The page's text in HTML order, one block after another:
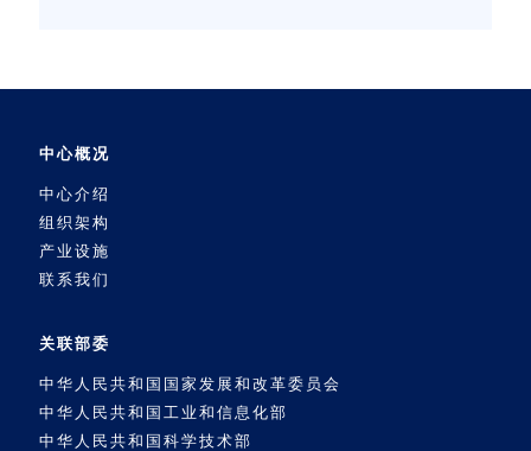
中心概况
中心介绍
组织架构
产业设施
联系我们
关联部委
中华人民共和国国家发展和改革委员会
中华人民共和国工业和信息化部
中华人民共和国科学技术部